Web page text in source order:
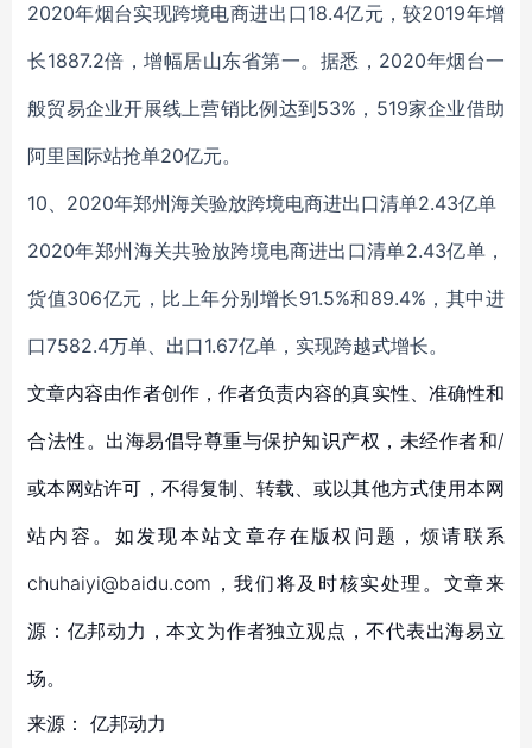
2020年烟台实现跨境电商进出口18.4亿元，较2019年增
长1887.2倍，增幅居山东省第一。据悉，2020年烟台一
般贸易企业开展线上营销比例达到53%，519家企业借助
阿里国际站抢单20亿元。
10、2020年郑州海关验放跨境电商进出口清单2.43亿单
2020年郑州海关共验放跨境电商进出口清单2.43亿单，
货值306亿元，比上年分别增长91.5%和89.4%，其中进
口7582.4万单、出口1.67亿单，实现跨越式增长。
文章内容由作者创作，作者负责内容的真实性、准确性和
合法性。出海易倡导尊重与保护知识产权，未经作者和/
或本网站许可，不得复制、转载、或以其他方式使用本网
站内容。如发现本站文章存在版权问题，烦请联系
chuhaiyi@baidu.com，我们将及时核实处理。文章来
源：亿邦动力，本文为作者独立观点，不代表出海易立
场。
来源： 亿邦动力